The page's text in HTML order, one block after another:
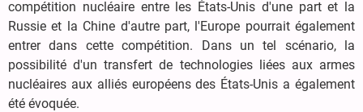
compétition nucléaire entre les États-Unis d'une part et la
Russie et la Chine d'autre part, l'Europe pourrait également
entrer dans cette compétition. Dans un tel scénario, la
possibilité d'un transfert de technologies liées aux armes
nucléaires aux alliés européens des États-Unis a également
été évoquée.